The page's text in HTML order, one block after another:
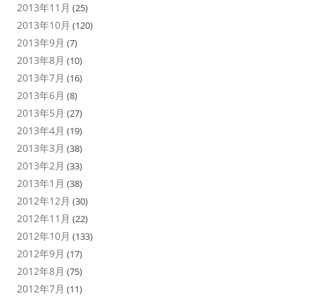
2013年11月 (25)
2013年10月 (120)
2013年9月 (7)
2013年8月 (10)
2013年7月 (16)
2013年6月 (8)
2013年5月 (27)
2013年4月 (19)
2013年3月 (38)
2013年2月 (33)
2013年1月 (38)
2012年12月 (30)
2012年11月 (22)
2012年10月 (133)
2012年9月 (17)
2012年8月 (75)
2012年7月 (11)